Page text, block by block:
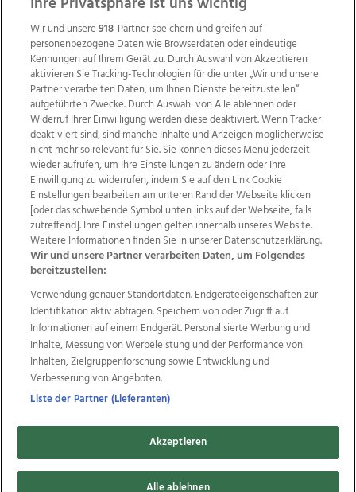
Wir über uns Mediadaten Kontakt
Jobs
Datenschutz
Impressum
AGB Anzeigekunden
AGB Website
Ehrenkodex Politische Werbung
Weitere Angebote des Medienhauses Wimmer
TV1 di-mog-i.at OÖNow
Ischler Woche
Life Radio
OÖNachrichten
OÖN Immobilien
OÖN Karriere
OÖN Reise
Promenaden Galerien
Regionaljobs
wasistlos.at
Copyrights © 2026 Tips Zeitungs GmbH & Co KG
Wir und unsere918-Partner speichern und greifen auf
personenbezogene Daten wie Browserdaten oder eindeutige
Kennungen auf Ihrem Gerät zu. Durch Auswahl von Akzeptieren
aktivieren Sie Tracking-Technologien für die unter „Wir und unsere
Partner verarbeiten Daten, um Ihnen Dienste bereitzustellen“
aufgeführten Zwecke. Durch Auswahl von Alle ablehnen oder
Widerruf Ihrer Einwilligung werden diese deaktiviert. Wenn Tracker
deaktiviert sind, sind manche Inhalte und Anzeigen möglicherweise
nicht mehr so relevant für Sie. Sie können dieses Menü jederzeit
wieder aufrufen, um Ihre Einstellungen zu ändern oder Ihre
Einwilligung zu widerrufen, indem Sie auf den Link Cookie
Einstellungen bearbeiten am unteren Rand der Webseite klicken
[oder das schwebende Symbol unten links auf der Webseite, falls
zutreffend]. Ihre Einstellungen gelten innerhalb unseres Website.
Weitere Informationen finden Sie in unserer Datenschutzerklärung.
Wir und unsere Partner verarbeiten Daten, um Folgendes
bereitzustellen:
Verwendung genauer Standortdaten. Endgeräteeigenschaften zur
Identifikation aktiv abfragen. Speichern von oder Zugriff auf
Informationen auf einem Endgerät. Personalisierte Werbung und
Inhalte, Messung von Werbeleistung und der Performance von
Inhalten, Zielgruppenforschung sowie Entwicklung und
Verbesserung von Angeboten.
Liste der Partner (Lieferanten)
Akzeptieren
Alle ablehnen